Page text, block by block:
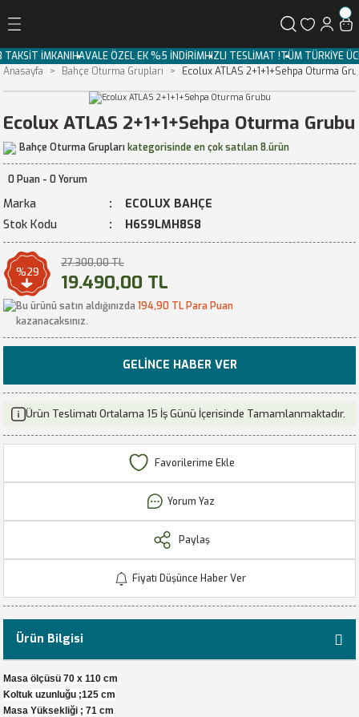
3 TAKSİT İMKANIHAVALE ÖZEL EK %5 İNDİRİMHIZLI TESLİMAT !TÜM TÜRKİYE
Anasayfa
Bahçe Oturma Grupları Ecolux ATLAS 2+1+1+Sehpa Oturma
Ecolux ATLAS 2+1+1+Sehpa Oturma Grubu
Bahçe Oturma Grupları kategorisinde en çok satılan 8.ürün
0 Puan - 0 Yorum
Marka
ECOLUX BAHÇE
Stok Kodu
H6S9LMH8S8
%29
27.300,00 TL
19.490,00 TL
Bu ürünü satın aldığınızda 194,90 TL Para Puan
kazanacaksınız.
GELINCE HABER VER
Ürün Teslimatı Ortalama 15 İş Günü İçerisinde Tamamlanmaktadır.
Yorum Yaz
Paylaş
Fiyatı Düşünce Haber Ver
Ürün Bilgisi
Masa ölçüsü 70 x 110 cm
Koltuk uzunluğu ;125 cm
Masa Yüksekliği ; 71 cm